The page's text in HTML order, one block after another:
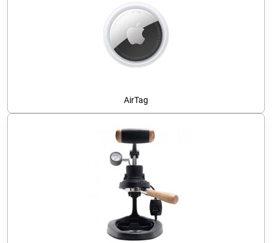
AirTag